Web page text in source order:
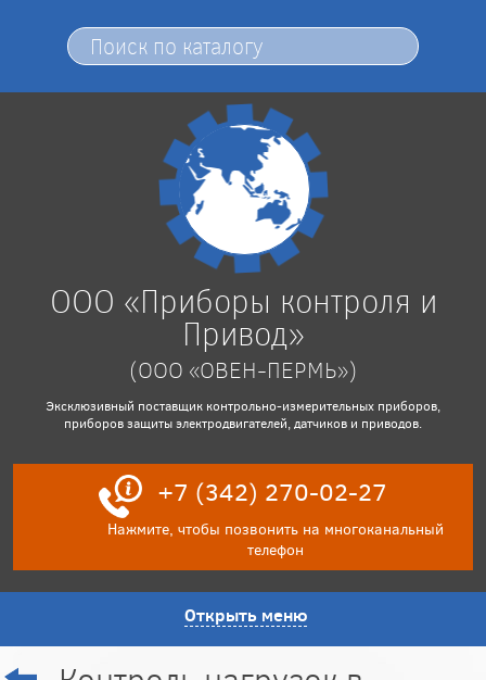
ООО «Приборы контроля и
Привод»
(ООО «ОВЕН-ПЕРМЬ»)
Эксклюзивный поставщик контрольно-измерительных приборов,
приборов защиты электродвигателей, датчиков и приводов.
+7 (342) 270-02-27
Нажмите, чтобы позвонить на многоканальный
телефон
Открыть меню